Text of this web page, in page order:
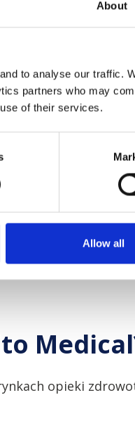
About
to analyse our traffic.
partners who may
of their services.
Allow all
opieki